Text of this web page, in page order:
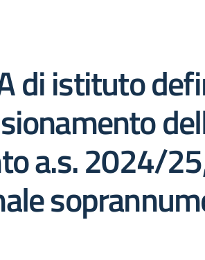
di istituto
a.s. 2024/